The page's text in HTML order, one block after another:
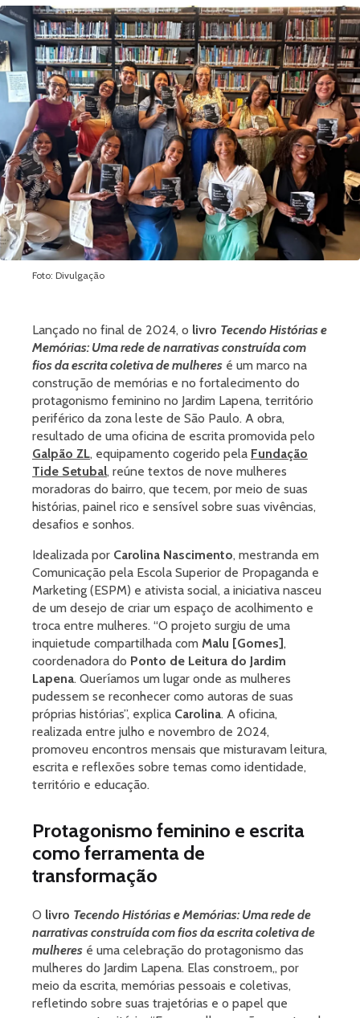
Foto: Divulgação
Lançado no final de 2024, o livro Tecendo Histórias e
Memórias: Uma rede de narrativas construída com
fios da escrita coletiva de mulheres é um marco na
construção de memórias e no fortalecimento do
protagonismo feminino no Jardim Lapena, território
periférico da zona leste de São Paulo. A obra,
resultado de uma oficina de escrita promovida pelo
Galpão ZL, equipamento cogerido pela Fundação
Tide Setubal, reúne textos de nove mulheres
moradoras do bairro, que tecem, por meio de suas
histórias, painel rico e sensível sobre suas vivências,
desafios e sonhos.
Idealizada por Carolina Nascimento, mestranda em
Comunicação pela Escola Superior de Propaganda e
Marketing (ESPM) e ativista social, a iniciativa nasceu
de um desejo de criar um espaço de acolhimento e
troca entre mulheres. “O projeto surgiu de uma
inquietude compartilhada com Malu [Gomes],
coordenadora do Ponto de Leitura do Jardim
Lapena. Queríamos um lugar onde as mulheres
pudessem se reconhecer como autoras de suas
próprias histórias”, explica Carolina. A oficina,
realizada entre julho e novembro de 2024,
promoveu encontros mensais que misturavam leitura,
escrita e reflexões sobre temas como identidade,
território e educação.
Protagonismo feminino e escrita
como ferramenta de
transformação
O livro Tecendo Histórias e Memórias: Uma rede de
narrativas construída com fios da escrita coletiva de
mulheres é uma celebração do protagonismo das
mulheres do Jardim Lapena. Elas constroem,, por
meio da escrita, memórias pessoais e coletivas,
refletindo sobre suas trajetórias e o papel que